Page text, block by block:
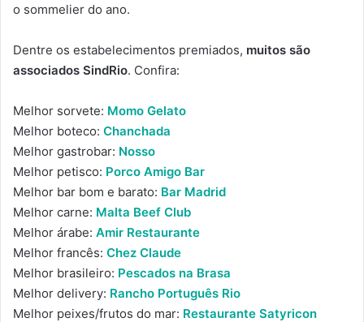
o sommelier do ano.
Dentre os estabelecimentos premiados, muitos são
associados SindRio. Confira:
Melhor sorvete: Momo Gelato
Melhor boteco: Chanchada
Melhor gastrobar: Nosso
Melhor petisco: Porco Amigo Bar
Melhor bar bom e barato: Bar Madrid
Melhor carne: Malta Beef Club
Melhor árabe: Amir Restaurante
Melhor francês: Chez Claude
Melhor brasileiro: Pescados na Brasa
Melhor delivery: Rancho Português Rio
Melhor peixes/frutos do mar: Restaurante Satyricon